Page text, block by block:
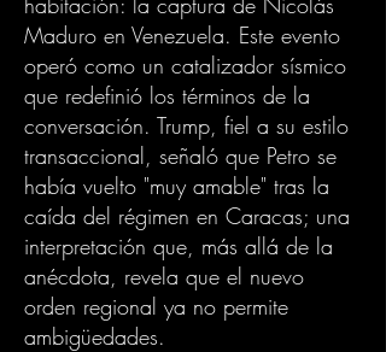
Maduro en Venezuela. Este evento
operó como un catalizador sísmico
que redefinió los términos de la
conversación. Trump, fiel a su estilo
transaccional, señaló que Petro se
había vuelto "muy amable" tras la
caída del régimen en Caracas; una
interpretación que, más allá de la
anécdota, revela que el nuevo
orden regional ya no permite
ambigüedades.